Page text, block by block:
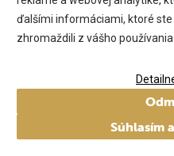
Strieška
Otočné sedadlo smerom k
ďalšími informáciami, ktoré
zhromaždili z vášho používania
Súhlasím